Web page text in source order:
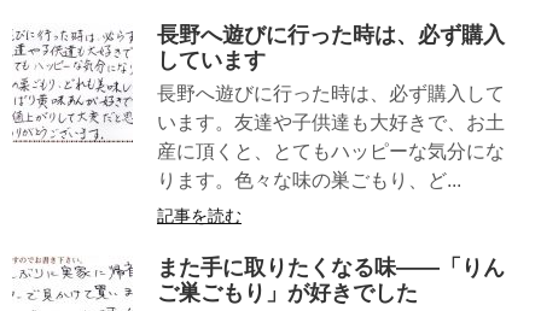
長野へ遊びに行った時は、必ず購入
しています
長野へ遊びに行った時は、必ず購入して
います。友達や子供達も大好きで、お土
産に頂くと、とてもハッピーな気分にな
ります。色々な味の巣ごもり、ど...
記事を読む
また手に取りたくなる味――「りん
ご巣ごもり」が好きでした